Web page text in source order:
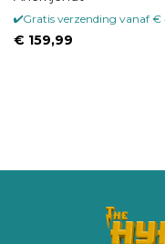
Gratis verzending vanaf €
€ 159,99